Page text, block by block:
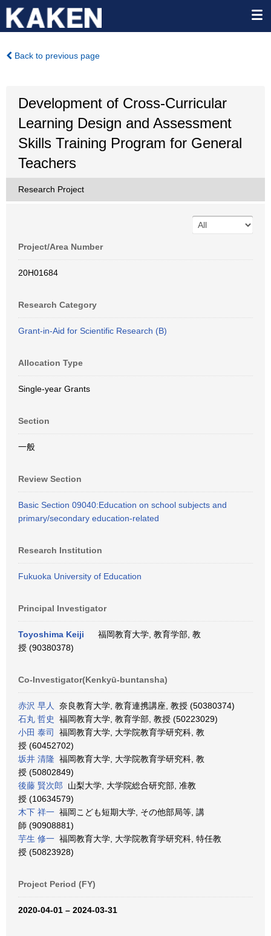
Back to previous page
Development of Cross-Curricular
Learning Design and Assessment
Skills Training Program for General
Teachers
Research Project
Project/Area Number
20H01684
Research Category
Grant-in-Aid for Scientific Research (B)
Allocation Type
Single-year Grants
Section
一般
Review Section
Basic Section 09040:Education on school subjects and
primary/secondary education-related
Research Institution
Fukuoka University of Education
Principal Investigator
Toyoshima Keiji
福岡教育大学, 教育学部, 教
授 (90380378)
Co-Investigator(Kenkyū-buntansha)
赤沢 早人
奈良教育大学, 教育連携講座, 教授 (50380374)
石丸 哲史
福岡教育大学, 教育学部, 教授 (50223029)
小田 泰司
福岡教育大学, 大学院教育学研究科, 教
授 (60452702)
坂井 清隆 福岡教育大学, 大学院教育学研究科, 教
授 (50802849)
後藤 賢次郎 山梨大学, 大学院総合研究部, 准教
授 (10634579)
木下 祥一 福岡こども短期大学, その他部局等, 講
師 (90908881)
芋生 修一 福岡教育大学, 大学院教育学研究科, 特任教
授 (50823928)
Project Period (FY)
2020-04-01 – 2024-03-31